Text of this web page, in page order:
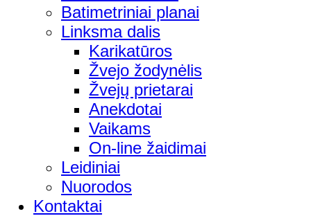
Batimetriniai planai
Linksma dalis
Karikatūros
Žvejo žodynėlis
Žvejų prietarai
Anekdotai
Vaikams
On-line žaidimai
Leidiniai
Nuorodos
Kontaktai